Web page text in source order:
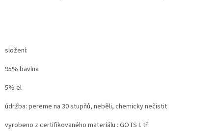
složení:
95% bavlna
5% el
údržba: pereme na 30 stupňů, neběli, chemicky nečistit
vyrobeno z certifikovaného materiálu : GOTS I. tř.